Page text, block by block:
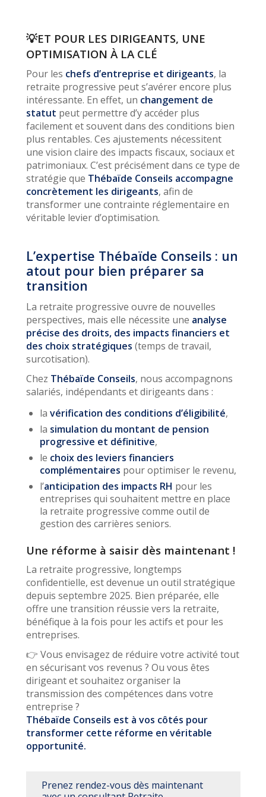
💡ET POUR LES DIRIGEANTS, UNE
OPTIMISATION À LA CLÉ
Pour les chefs d’entreprise et dirigeants, la
retraite progressive peut s’avérer encore plus
intéressante. En effet, un changement de
statut peut permettre d’y accéder plus
facilement et souvent dans des conditions bien
plus rentables. Ces ajustements nécessitent
une vision claire des impacts fiscaux, sociaux et
patrimoniaux. C’est précisément dans ce type de
stratégie que Thébaïde Conseils accompagne
concrètement les dirigeants, afin de
transformer une contrainte réglementaire en
véritable levier d’optimisation.
L’expertise Thébaïde Conseils : un
atout pour bien préparer sa
transition
La retraite progressive ouvre de nouvelles
perspectives, mais elle nécessite une analyse
précise des droits, des impacts financiers et
des choix stratégiques (temps de travail,
surcotisation).
Chez Thébaïde Conseils, nous accompagnons
salariés, indépendants et dirigeants dans :
la vérification des conditions d’éligibilité,
la simulation du montant de pension
progressive et définitive,
le choix des leviers financiers
complémentaires pour optimiser le revenu,
l’anticipation des impacts RH pour les
entreprises qui souhaitent mettre en place
la retraite progressive comme outil de
gestion des carrières seniors.
Une réforme à saisir dès maintenant !
La retraite progressive, longtemps
confidentielle, est devenue un outil stratégique
depuis septembre 2025. Bien préparée, elle
offre une transition réussie vers la retraite,
bénéfique à la fois pour les actifs et pour les
entreprises.
👉 Vous envisagez de réduire votre activité tout
en sécurisant vos revenus ? Ou vous êtes
dirigeant et souhaitez organiser la
transmission des compétences dans votre
entreprise ?
Thébaïde Conseils est à vos côtés pour
transformer cette réforme en véritable
opportunité.
Prenez rendez-vous dès maintenant